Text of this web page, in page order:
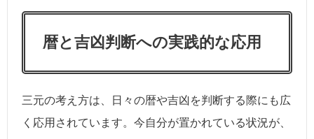
暦と吉凶判断への実践的な応用
三元の考え方は、日々の暦や吉凶を判断する際にも広
く応用されています。今自分が置かれている状況が、